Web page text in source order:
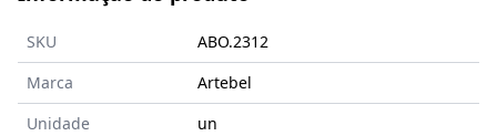
SKU
ABO.2312
Marca
Artebel
Unidade
un